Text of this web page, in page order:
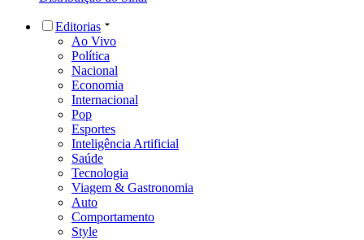
Editorias
Ao Vivo
Política
Nacional
Economia
Internacional
Pop
Esportes
Inteligência Artificial
Saúde
Tecnologia
Viagem & Gastronomia
Auto
Comportamento
Style